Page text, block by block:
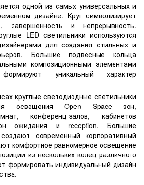
одной из самых универсальных и
дизайне. Круг символизирует
завершенность и непрерывность.
LED светильники используются
для создания стильных и
Большие подвесные кольца
композиционными элементами
уникальный характер
круглые светодиодные светильники
освещения Open Space зон,
конференц-залов, кабинетов
ожидания и reception. Большие
современный корпоративный
комфортное равномерное освещение
из нескольких колец различного
формировать индивидуальный дизайн